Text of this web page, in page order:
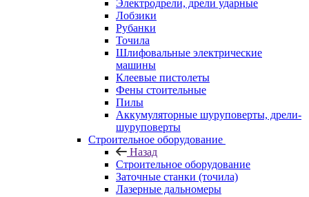
Электродрели, дрели ударные
Лобзики
Рубанки
Точила
Шлифовальные электрические
машины
Клеевые пистолеты
Фены стоительные
Пилы
Аккумуляторные шуруповерты, дрели-
шуруповерты
Строительное оборудование
Назад
Строительное оборудование
Заточные станки (точила)
Лазерные дальномеры